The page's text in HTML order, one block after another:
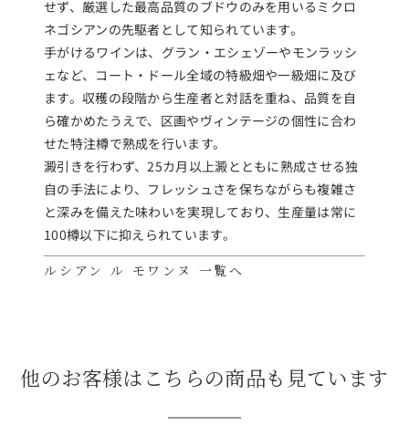
せず、厳選した最高品質のブドウのみを用いるミクロ
ネゴシアンの先駆者として知られています。
手がけるワインは、グラン・エシェゾーやモンラッシ
ェなど、コート・ドール全域の特級畑や一級畑に及び
ます。収穫の段階から生産者と対話を重ね、品質を自
ら確かめたうえで、区画やヴィンテージの個性に合わ
せた特注樽で熟成を行います。
澱引きを行わず、25カ月以上澱とともに熟成させる独
自の手法により、フレッシュさを保ちながらも複雑さ
と深みを備えた味わいを実現しており、生産量は常に
100樽以下に抑えられています。
ルシアン ル モワンヌ 一覧へ
他のお客様はこちらの商品も見ています